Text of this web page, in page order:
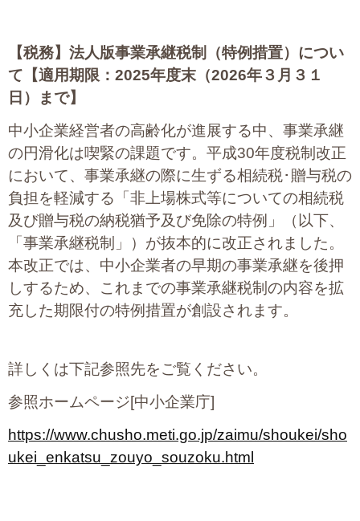
【税務】 法人版事業承継税制（特例措置）につい
て【適用期限：2025年度末（2026年３月３１
日）まで】
中小企業経営者の高齢化が進展する中、事業承継
の円滑化は喫緊の課題です。平成30年度税制改正
において、事業承継の際に生ずる相続税･贈与税の
負担を軽減する「非上場株式等についての相続税
及び贈与税の納税猶予及び免除の特例」（以下、
「事業承継税制」）が抜本的に改正されました。
本改正では、中小企業者の早期の事業承継を後押
しするため、これまでの事業承継税制の内容を拡
充した期限付の特例措置が創設されます。
詳しくは下記参照先をご覧ください。
参照ホームページ[中小企業庁]
https://www.chusho.meti.go.jp/zaimu/shoukei/sho
ukei_enkatsu_zouyo_souzoku.html